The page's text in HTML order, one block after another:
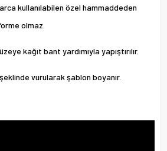
kullanılabilen özel hammaddeden
olmaz.
kağıt bant yardımıyla yapıştırılır.
vurularak şablon boyanır.